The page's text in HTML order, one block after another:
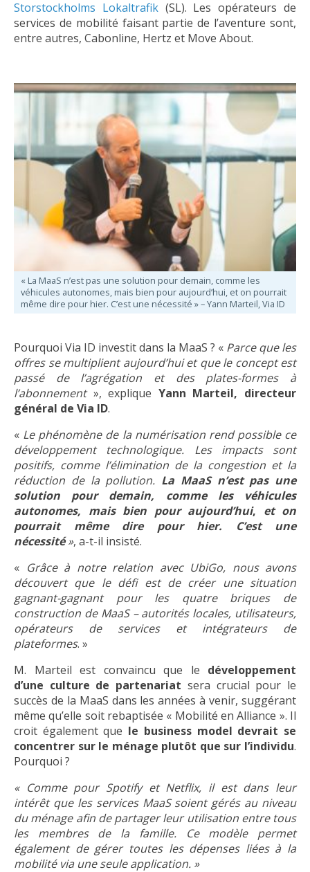
Storstockholms Lokaltrafik(SL). Les opérateurs de
services de mobilité faisant partie de l’aventure sont,
entre autres, Cabonline, Hertz et Move About.
« La MaaS n’est pas une solution pour demain, comme les
véhicules autonomes, mais bien pour aujourd’hui, et on pourrait
même dire pour hier. C’est une nécessité » – Yann Marteil, Via ID
Pourquoi Via ID investit dans la MaaS ? « Parce que les
offres se multiplient aujourd’hui et que le concept est
passé de l’agrégation et des plates-formes à
l’abonnement», explique Yann Marteil, directeur
général de Via ID.
« Le phénomène de la numérisation rend possible ce
développement technologique. Les impacts sont
positifs, comme l’élimination de la congestion et la
réduction de la pollution. La MaaS n’est pas une
solution pour demain, comme les véhicules
autonomes, mais bien pour aujourd’hui, et on
pourrait même dire pour hier. C’est une
nécessité», a-t-il insisté.
« Grâce à notre relation avec UbiGo, nous avons
découvert que le défi est de créer une situation
gagnant-gagnant pour les quatre briques de
construction de MaaS – autorités locales, utilisateurs,
opérateurs de services et intégrateurs de
plateformes. »
M. Marteil est convaincu que le développement
d’une culture de partenariat sera crucial pour le
succès de la MaaS dans les années à venir, suggérant
même qu’elle soit rebaptisée « Mobilité en Alliance ». Il
croit également que le business model devrait se
concentrer sur le ménage plutôt que sur l’individu.
Pourquoi ?
« Comme pour Spotify et Netflix, il est dans leur
intérêt que les services MaaS soient gérés au niveau
du ménage afin de partager leur utilisation entre tous
les membres de la famille. Ce modèle permet
également de gérer toutes les dépenses liées à la
mobilité via une seule application. »